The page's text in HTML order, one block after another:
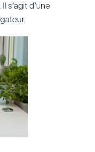
s’agit d’une